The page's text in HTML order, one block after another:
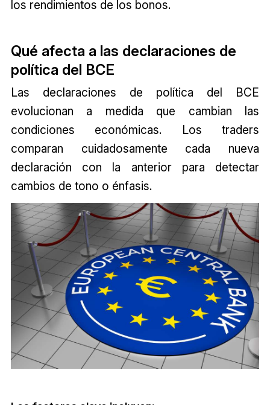
los rendimientos de los bonos.
Qué afecta a las declaraciones de
política del BCE
Las declaraciones de política del BCE
evolucionan a medida que cambian las
condiciones económicas. Los traders
comparan cuidadosamente cada nueva
declaración con la anterior para detectar
cambios de tono o énfasis.